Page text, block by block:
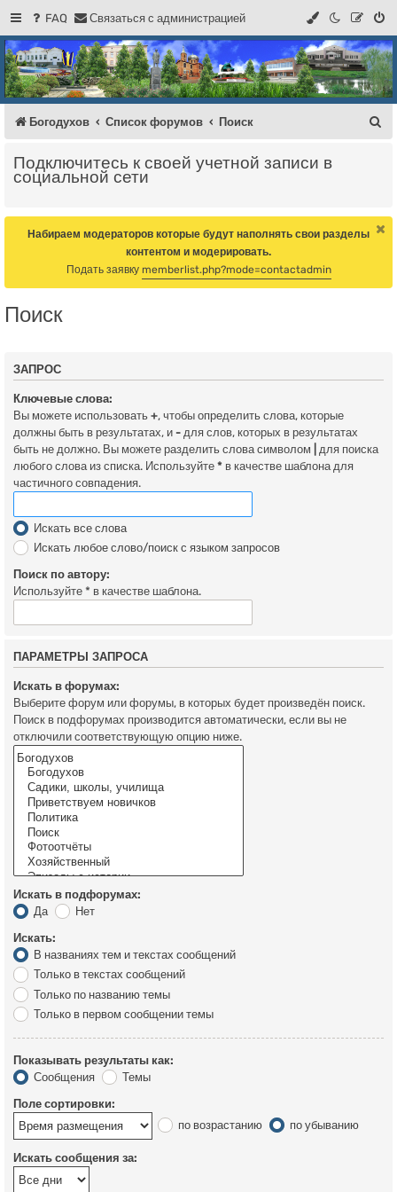
FAQ Связаться с администрацией
Регистрация
Форум Богодухова
Богодухов
Богодухов Список форумов Поиск
к
Подключитесь к своей учетной записи в
социальной сети
Набираем модераторов которые будут наполнять свои разделы
контентом и модерировать.
Подать заявку memberlist.php?mode=contactadmin
Поиск
ЗАПРОС
Ключевые слова:
Вы можете использовать +, чтобы определить слова, которые
должны быть в результатах, и - для слов, которых в результатах
быть не должно. Вы можете разделить слова символом
для поиска
любого слова из списка. Используйте * в качестве шаблона для
частичного совпадения.
Искать все слова
Искать любое слово/поиск с языком запросов
Поиск по автору:
Используйте * в качестве шаблона.
ПАРАМЕТРЫ ЗАПРОСА
Искать в форумах:
Выберите форум или форумы, в которых будет произведён поиск.
Поиск в подфорумах производится автоматически, если вы не
отключили соответствующую опцию ниже.
Искать в подфорумах:
Да
Нет
Искать:
В названиях тем и текстах сообщений
Только в текстах сообщений
Только по названию темы
Только в первом сообщении темы
Показывать результаты как:
Сообщения
Темы
Поле сортировки:
по возрастанию
по убыванию
Искать сообщения за: